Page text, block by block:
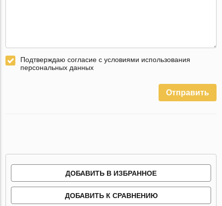
Подтверждаю согласие с условиями использования
персональных данных
Отправить
ДОБАВИТЬ В ИЗБРАННОЕ
ДОБАВИТЬ К СРАВНЕНИЮ